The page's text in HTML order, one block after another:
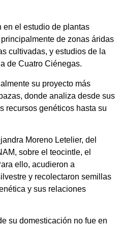
en el estudio de plantas
de zonas áridas
cultivadas, y estudios de la
de Cuatro Ciénegas.
su proyecto más
donde analiza desde sus
recursos genéticos hasta su
Moreno Letelier, del
sobre el teocintle, el
ello, acudieron a
y recolectaron semillas
y sus relaciones
su domesticación no fue en